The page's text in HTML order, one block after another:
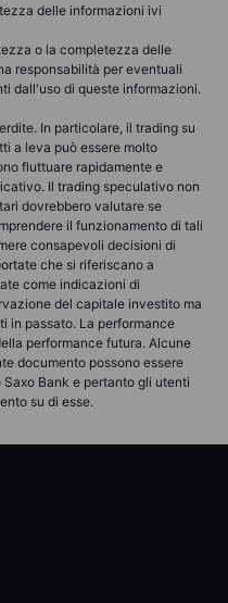
delle informazioni ivi
o la completezza delle
responsabilità per eventuali
dall'uso di queste informazioni.
In particolare, il trading su
a leva può essere molto
fluttuare rapidamente e
Il trading speculativo non
dovrebbero valutare se
il funzionamento di tali
consapevoli decisioni di
che si riferiscano a
come indicazioni di
del capitale investito ma
in passato. La performance
performance futura. Alcune
documento possono essere
Bank e pertanto gli utenti
su di esse.